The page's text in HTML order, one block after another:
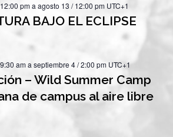
pma agosto 13 / 12:00 pm UTC+1
BAJO EL ECLIPSE
ama septiembre 4 / 2:00 pm UTC+1
– Wild Summer Camp
de campus al aire libre